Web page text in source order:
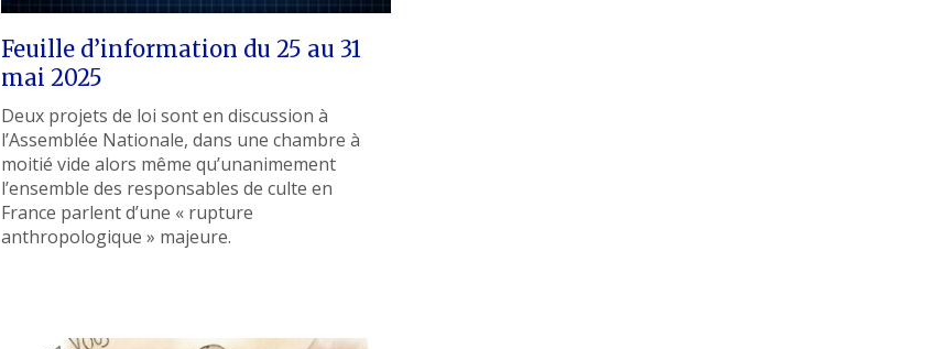
Feuille d’information du 25 au 31
mai 2025
Deux projets de loi sont en discussion à
l’Assemblée Nationale, dans une chambre à
moitié vide alors même qu’unanimement
l’ensemble des responsables de culte en
France parlent d’une « rupture
anthropologique » majeure.